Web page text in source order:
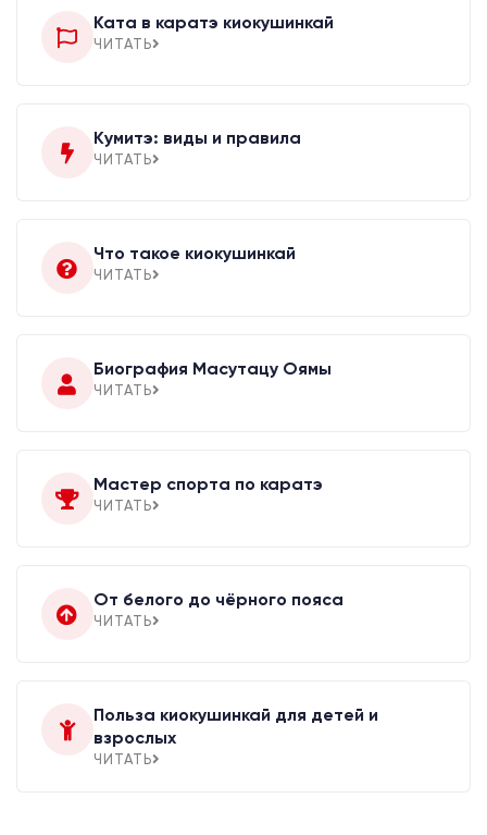
Ката в каратэ киокушинкай
ЧИТАТЬ
Кумитэ: виды и правила
ЧИТАТЬ
Что такое киокушинкай
ЧИТАТЬ
Биография Масутацу Оямы
ЧИТАТЬ
Мастер спорта по каратэ
ЧИТАТЬ
От белого до чёрного пояса
ЧИТАТЬ
Польза киокушинкай для детей и
взрослых
ЧИТАТЬ